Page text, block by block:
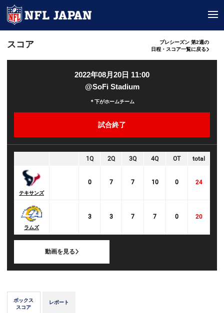
スコア
プレシーズン 第2週の
日程・スコア一覧に戻る
2022年08月20日 11:00
@SoFi Stadium
＊下がホームチーム
試合終了
1Q 2Q 3Q 4Q OT total
テキサンズ
0 7 7 10 0 24
ラムズ
3 3 7 7 0 20
動画を見る
ボックス
スコア
レポート